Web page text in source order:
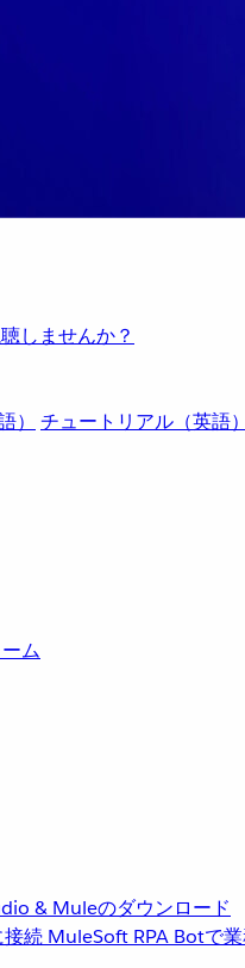
しませんか？
） チュートリアル（英語）
ム
& Muleのダウンロード
接続 MuleSoft RPA Botで